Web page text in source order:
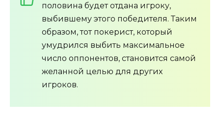
половина будет отдана игроку,
выбившему этого победителя. Таким
образом, тот покерист, который
умудрился выбить максимальное
число оппонентов, становится самой
желанной целью для других
игроков.